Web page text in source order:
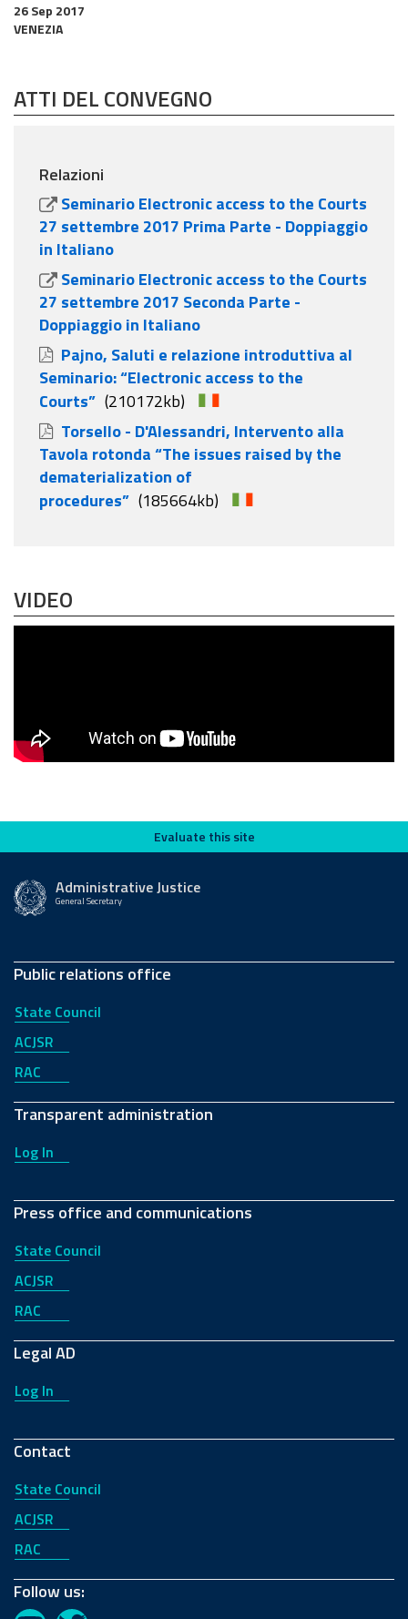
26 Sep 2017
VENEZIA
ATTI DEL CONVEGNO
Relazioni
Seminario Electronic access to the Courts
27 settembre 2017 Prima Parte - Doppiaggio
in Italiano
Seminario Electronic access to the Courts
27 settembre 2017 Seconda Parte -
Doppiaggio in Italiano
Pajno, Saluti e relazione introduttiva al
Seminario: “Electronic access to the
Courts” (210172kb)
Torsello - D'Alessandri, Intervento alla
Tavola rotonda “The issues raised by the
dematerialization of
procedures” (185664kb)
VIDEO
Evaluate this siteEvaluate this site
Administrative Justice
General Secretary
Public relations office
State Council
ACJSR
RAC
Transparent administration
Log In
Press office and communications
State Council
ACJSR
RAC
Legal AD
Log In
Contact
State Council
ACJSR
RAC
Follow us: